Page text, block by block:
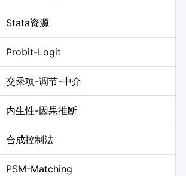
Stata资源
Probit-Logit
交乘项-调节-中介
内生性-因果推断
合成控制法
PSM-Matching